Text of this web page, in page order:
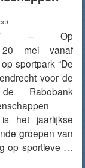
– Op
20 mei vanaf
sportpark “De
voor de
Rabobank
het jaarlijkse
groepen van
op sportieve …